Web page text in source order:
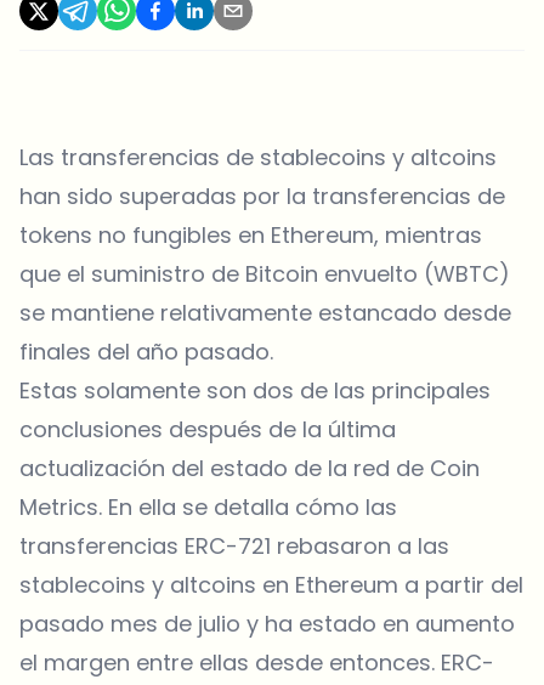
Las transferencias de stablecoins y altcoins
han sido superadas por la transferencias de
tokens no fungibles en Ethereum, mientras
que el suministro de Bitcoin envuelto (WBTC)
se mantiene relativamente estancado desde
finales del año pasado.
Estas solamente son dos de las principales
conclusiones después de la última
actualización del estado de la red de Coin
Metrics. En ella se detalla cómo las
transferencias ERC-721 rebasaron a las
stablecoins y altcoins en Ethereum a partir del
pasado mes de julio y ha estado en aumento
el margen entre ellas desde entonces. ERC-